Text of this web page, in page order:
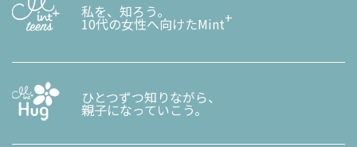
私を、知ろう。
10代の女性へ向けたMint+
ひとつずつ知りながら、
親子になっていこう。